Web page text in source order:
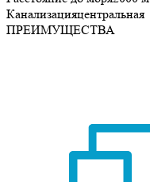
Канализацияцентральная
ПРЕИМУЩЕСТВА